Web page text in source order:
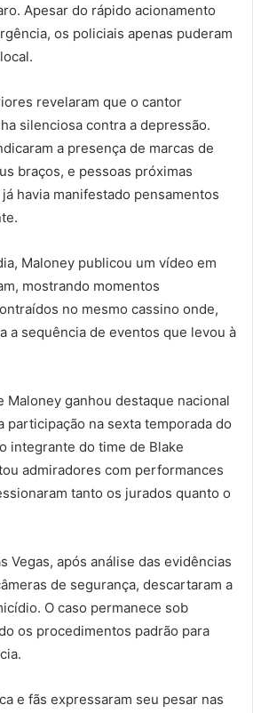
Apesar do rápido acionamento
os policiais apenas puderam
revelaram que o cantor
silenciosa contra a depressão.
a presença de marcas de
braços, e pessoas próximas
havia manifestado pensamentos
Maloney publicou um vídeo em
mostrando momentos
no mesmo cassino onde,
a sequência de eventos que levou à
Maloney ganhou destaque nacional
participação na sexta temporada do
integrante do time de Blake
admiradores com performances
tanto os jurados quanto o
Vegas, após análise das evidências
de segurança, descartaram a
O caso permanece sob
os procedimentos padrão para
e fãs expressaram seu pesar nas